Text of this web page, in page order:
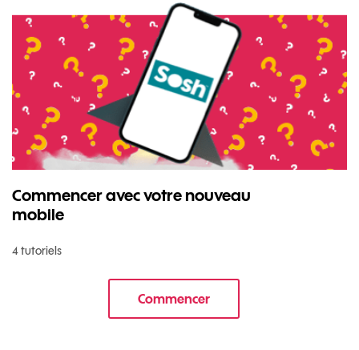
Commencer avec votre nouveau
mobile
4 tutoriels
Commencerle tuto pour Commencer avec